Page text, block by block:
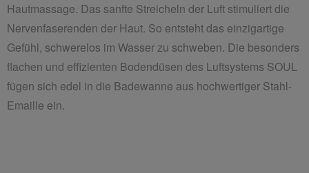
Hautmassage. Das sanfte Streicheln der Luft stimuliert die
Nervenfaserenden der Haut. So entsteht das einzigartige
Gefühl, schwerelos im Wasser zu schweben. Die besonders
flachen und effizienten Bodendüsen des Luftsystems SOUL
fügen sich edel in die Badewanne aus hochwertiger Stahl-
Emaille ein.